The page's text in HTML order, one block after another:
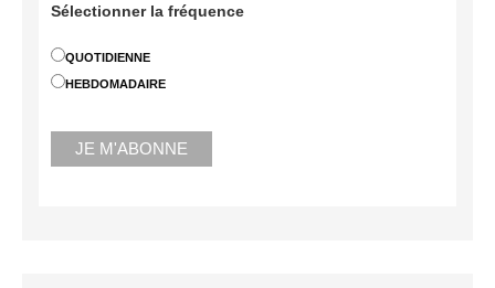
Sélectionner la fréquence
QUOTIDIENNE
HEBDOMADAIRE